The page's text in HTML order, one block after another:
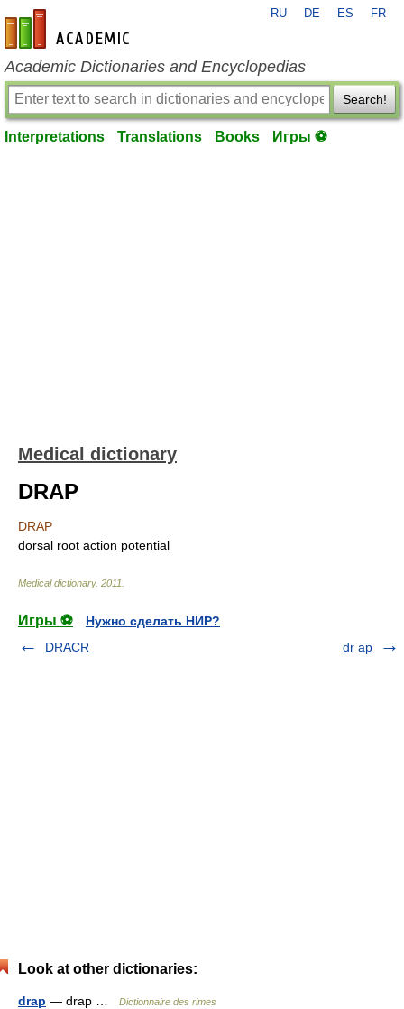
en-academic.com
RU DE ES FR
Academic Dictionaries and Encyclopedias
Search!
Interpretations Translations Books Игры ⚽
Medical dictionary
DRAP
DRAP
dorsal root action potential
Medical dictionary. 2011
Игры ⚽
Нужно сделать НИР?
DRACR
dr ap
Look at other dictionaries:
drap — drap … Dictionnaire des rimes